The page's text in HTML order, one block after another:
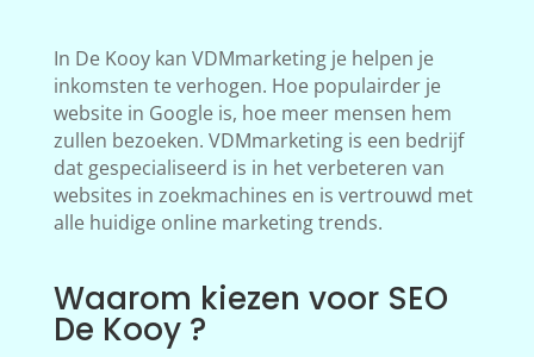
In De Kooy kan VDMmarketing je helpen je
inkomsten te verhogen. Hoe populairder je
website in Google is, hoe meer mensen hem
zullen bezoeken. VDMmarketing is een bedrijf
dat gespecialiseerd is in het verbeteren van
websites in zoekmachines en is vertrouwd met
alle huidige online marketing trends.
Waarom kiezen voor SEO
De Kooy ?